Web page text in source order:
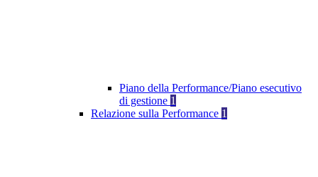
Piano della Performance/Piano esecutivo
di gestione 1
Relazione sulla Performance 1